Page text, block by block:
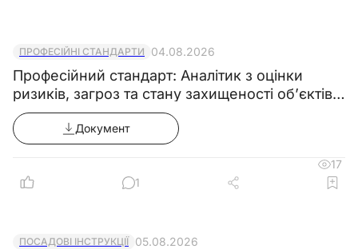
ПРОФЕСІЙНІ СТАНДАРТИ 04.08.2026
Професійний стандарт: Аналітик з оцінки
ризиків, загроз та стану захищеності об’єктів
критичної інфраструктури
Документ
17
1
ПОСАДОВІ ІНСТРУКЦІЇ 05.08.2026